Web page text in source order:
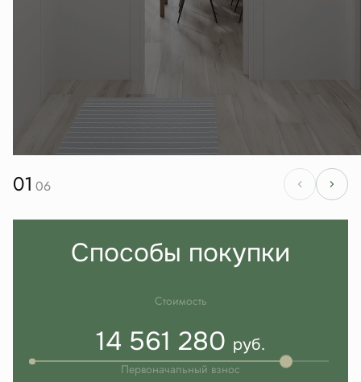
01 06
Способы покупки
Стоимость
14 561 280 руб.
Первоначальный взнос